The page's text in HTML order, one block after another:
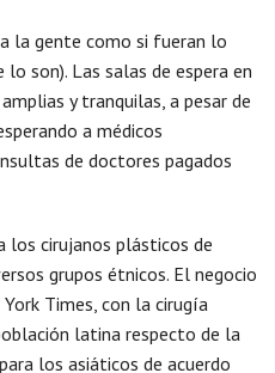
la gente como si fueran lo
son). Las salas de espera en
y tranquilas, a pesar de
a médicos
de doctores pagados
los cirujanos plásticos de
grupos étnicos. El negocio
Times, con la cirugía
latina respecto de la
los asiáticos de acuerdo